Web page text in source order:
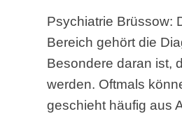
Psychiatrie Brüssow:
Bereich gehört die
Besondere daran ist,
werden. Oftmals
geschieht häufig aus